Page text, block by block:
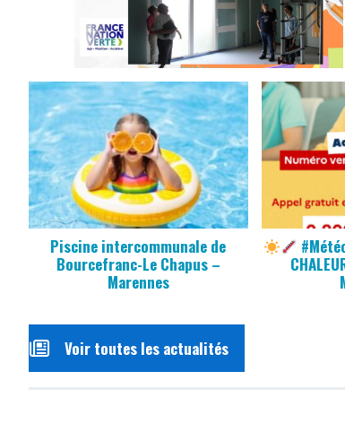
Piscine intercommunale de
Bourcefranc-Le Chapus –
Marennes
Voir toutes les actualités